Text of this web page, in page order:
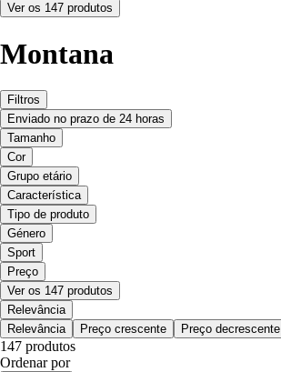
Ver os 147 produtos
Montana
Filtros
Enviado no prazo de 24 horas
Tamanho
Cor
Grupo etário
Característica
Tipo de produto
Género
Sport
Preço
Ver os 147 produtos
Relevância
Relevância
Preço crescente Preço decrescente
147 produtos
Ordenar por